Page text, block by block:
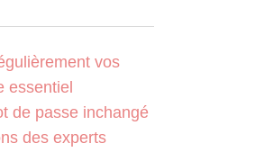
vos
essentiel
de passe inchangé
des experts